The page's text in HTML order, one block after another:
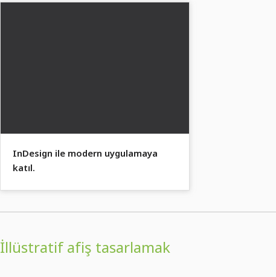
InDesign ile modern uygulamaya
katıl.
İllüstratif afiş tasarlamak